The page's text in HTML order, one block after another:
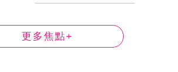
更多焦點+